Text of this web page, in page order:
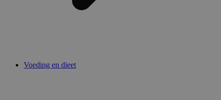
Voeding en dieet